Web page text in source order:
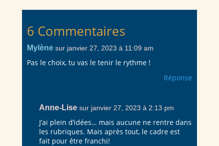
6 Commentaires
Mylène sur janvier 27, 2023 à 11:09 am
Pas le choix, tu vas le tenir le rythme !
Réponse
Anne-Lise sur janvier 27, 2023 à 2:13 pm
J’ai plein d’idées… mais aucune ne rentre dans
les rubriques. Mais après tout, le cadre est
fait pour être franchi!